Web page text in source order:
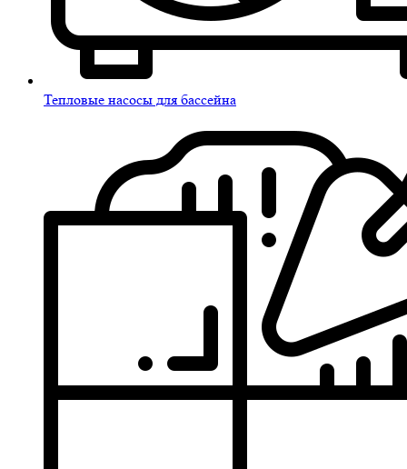
Тепловые насосы для бассейна